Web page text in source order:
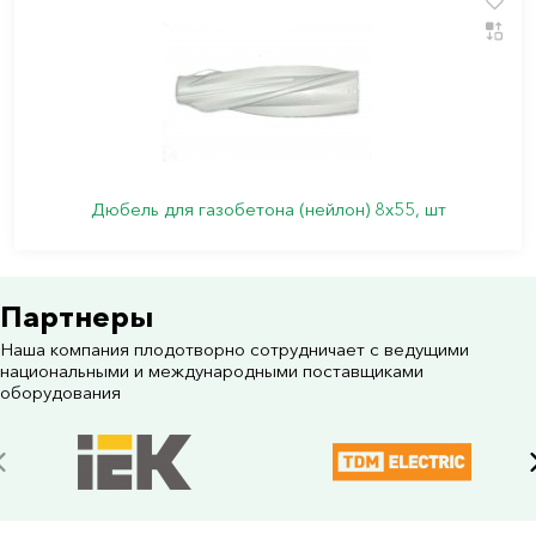
Дюбель для газобетона (нейлон) 8х55, шт
Партнеры
Наша компания плодотворно сотрудничает с ведущими
национальными и международными поставщиками
оборудования